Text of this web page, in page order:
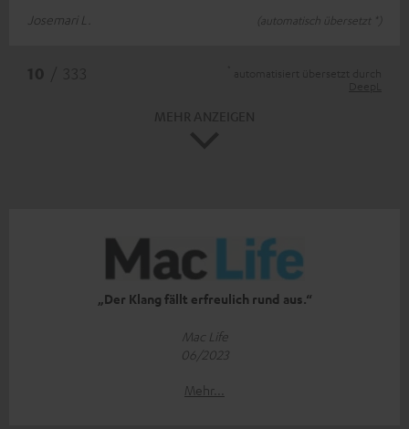
Josemari L.
(automatisch übersetzt *)
„Der Klang fällt erfreulich rund aus.“
Mac Life
06/2023
Mehr...